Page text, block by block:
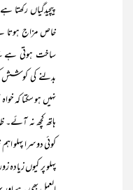
پیچیدگیاں
خاص مزاج
ساخت ہوتی ہے
بدلنے کی کوشش
نہیں ہو سکتا کہ
ہاتھ کچھ نہ
کوئی دوسرا پہلو
پہلو پر کیوں